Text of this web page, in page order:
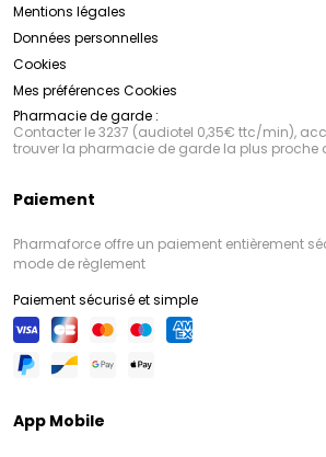
Mentions légales
Données personnelles
Cookies
Mes préférences Cookies
Pharmacie de garde :
Contacter le 3237 (audiotel 0,35€ ttc/min),
trouver la pharmacie de garde la plus proche
Paiement
Pharmaforce offre un paiement entièrement
mode de règlement
Paiement sécurisé et simple
App Mobile